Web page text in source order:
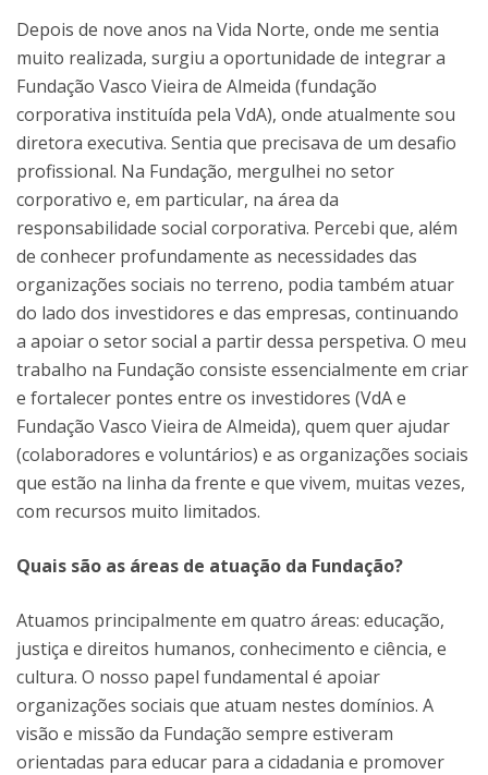
Depois de nove anos na Vida Norte, onde me sentia
muito realizada, surgiu a oportunidade de integrar a
Fundação Vasco Vieira de Almeida (fundação
corporativa instituída pela VdA), onde atualmente sou
diretora executiva. Sentia que precisava de um desafio
profissional. Na Fundação, mergulhei no setor
corporativo e, em particular, na área da
responsabilidade social corporativa. Percebi que, além
de conhecer profundamente as necessidades das
organizações sociais no terreno, podia também atuar
do lado dos investidores e das empresas, continuando
a apoiar o setor social a partir dessa perspetiva. O meu
trabalho na Fundação consiste essencialmente em criar
e fortalecer pontes entre os investidores (VdA e
Fundação Vasco Vieira de Almeida), quem quer ajudar
(colaboradores e voluntários) e as organizações sociais
que estão na linha da frente e que vivem, muitas vezes,
com recursos muito limitados.
Quais são as áreas de atuação da Fundação?
Atuamos principalmente em quatro áreas: educação,
justiça e direitos humanos, conhecimento e ciência, e
cultura. O nosso papel fundamental é apoiar
organizações sociais que atuam nestes domínios. A
visão e missão da Fundação sempre estiveram
orientadas para educar para a cidadania e promover